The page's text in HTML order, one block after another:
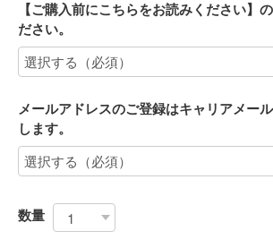
【ご購入前にこちらをお読みください】
ださい。
メールアドレスのご登録はキャリアメー
します。
数量